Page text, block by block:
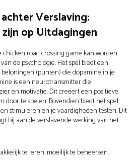
Verslaving:
op Uitdagingen
road crossing game kan worden
de psychologie. Het spel biedt een
(punten) die dopamine in je
is een neurotransmitter die
en motivatie. Dit creëert een positieve
door te spelen. Bovendien biedt het spel
stimuleren en je vaardigheden testen. Dit
bij aan de verslavende werking van het
te leren, moeilijk te beheersen.